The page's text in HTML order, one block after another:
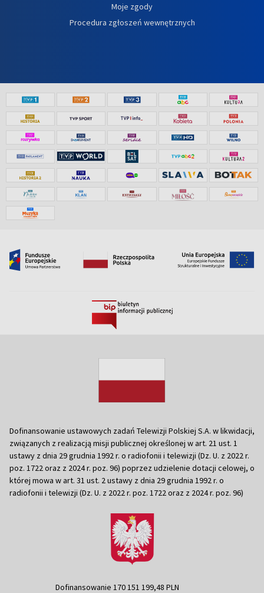
Moje zgody
Procedura zgłoszeń wewnętrznych
Dofinansowanie ustawowych zadań Telewizji Polskiej S.A. w likwidacji,
związanych z realizacją misji publicznej określonej w art. 21 ust. 1
ustawy z dnia 29 grudnia 1992 r. o radiofonii i telewizji (Dz. U. z 2022 r.
poz. 1722 oraz z 2024 r. poz. 96) poprzez udzielenie dotacji celowej, o
której mowa w art. 31 ust. 2 ustawy z dnia 29 grudnia 1992 r. o
radiofonii i telewizji (Dz. U. z 2022 r. poz. 1722 oraz z 2024 r. poz. 96)
Dofinansowanie 170 151 199,48 PLN